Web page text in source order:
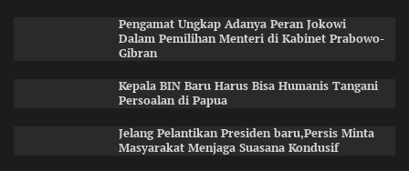
Pengamat Ungkap Adanya Peran Jokowi
Dalam Pemilihan Menteri di Kabinet Prabowo-
Gibran
Kepala BIN Baru Harus Bisa Humanis Tangani
Persoalan di Papua
Jelang Pelantikan Presiden baru,Persis Minta
Masyarakat Menjaga Suasana Kondusif